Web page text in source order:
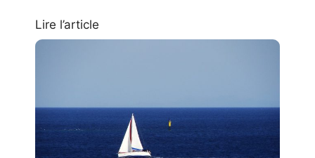
Lire l’article